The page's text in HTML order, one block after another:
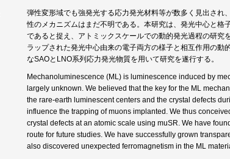
弾性変形域でも強発光する応力発光材料等が数多く見出さ
性のメカニズムはまだ不明である。本研究は、発光中心と
であると捉え、アトミックスケールでの動的発光過程の研究
ラップされた発光中心由来の電子両方の様子と相互作用の
なSAOとLNO系列応力発光物質を用いて研究を遂行する。
Mechanoluminescence (ML) is luminescence induced by
largely unknown. We believed that the key for the ML
the rare-earth luminescent centers and the crystal defects
influence the trapping of muons implanted. We thus
crystal defects at an atomic scale using muSR. We have
route for future studies. We have successfully grown
also discovered unexpected ferromagnetism in the ML